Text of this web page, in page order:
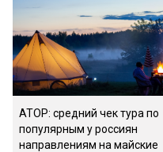
АТОР: средний чек тура по
популярным у россиян
направлениям на майские